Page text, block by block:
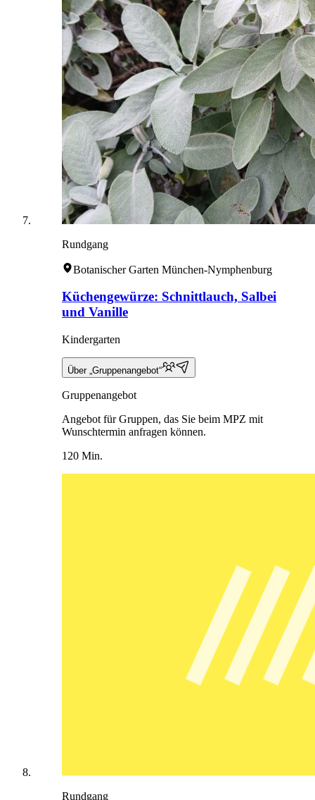
Rundgang
Botanischer Garten München-Nymphenburg
Küchengewürze: Schnittlauch, Salbei
und Vanille
Kindergarten
Über „Gruppenangebot“
Gruppenangebot
Angebot für Gruppen, das Sie beim MPZ mit
Wunschtermin anfragen können.
120 Min.
Rundgang